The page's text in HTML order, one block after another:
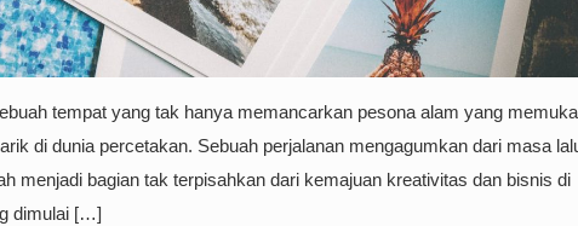
tempat yang tak hanya memancarkan pesona alam yang
di dunia percetakan. Sebuah perjalanan mengagumkan dari masa
menjadi bagian tak terpisahkan dari kemajuan kreativitas dan bisnis di
dimulai […]